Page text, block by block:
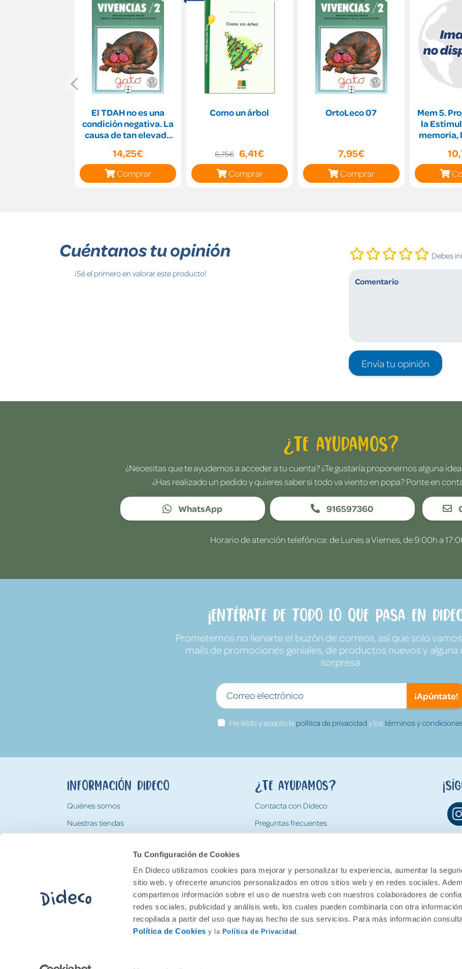
Tu Configuración de Cookies
En Dideco utilizamos cookies para mejorar y personalizar tu experiencia, aumentar la
sitio web, y ofrecerte anuncios personalizados en otros sitios web y en redes sociales.
compartimos información sobre el uso de nuestra web con nuestros colaboradores de
redes sociales, publicidad y análisis web, los cuales pueden combinarla con otra información
recopilada a partir del uso que hayas hecho de sus servicios. Para más información
Política de Cookies y la Política de Privacidad .
El TDAH no es una
condición negativa. La
causa de tan elevado
14,25€
Comprar
Como un árbol
6,75€ 6,41€
Comprar
OrtoLeco 07
7,95€
Comprar
Mem 5.
la
memoria,
Cuéntanos tu opinión
¡Sé el primero en valorar este producto!
Debes
Envía tu opinión
¿Te ayudamos?
¿Necesitas que te ayudemos a acceder a tu cuenta? ¿Te gustaría proponernos alguna
¿Has realizado un pedido y quieres saber si todo va viento en popa? Ponte en
WhatsApp 916597360
Horario de atención telefónica: de Lunes a Viernes, de 9:00h a
¡Entérate de todo lo que pasa en
Prometemos no llenarte el buzón de correos, así que solo
mails de promociones geniales, de productos nuevos y alguna
sorpresa.
¡Apúntate!
He leído y acepto la política de privacidad y lostérminos y
Información Dideco
Quiénes somos
Nuestras tiendas
Tarjeta Regalo Dideco
¿Te ayudamos?
Contacta con Dideco
Preguntas frecuentes
Devoluciones
2026 Feran. Todos los derechos quedan reservados.